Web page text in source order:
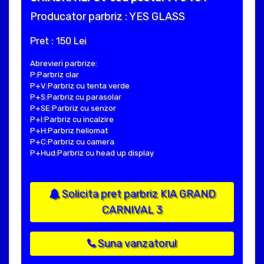
Producator parbriz : YES GLASS
Pret : 150 Lei
Abrevieri parbrize:
P:Parbriz clar
P+V:Parbriz cu tenta verde
P+S:Parbriz cu parasolar
P+SE:Parbriz cu senzor
P+I:Parbriz cu incalzire
P+H:Parbriz heliomat
P+C:Parbriz cu camera
P+Hud:Parbriz cu head up display
Solicita pret parbriz KIA GRAND
CARNIVAL 3
Suna vanzatorul